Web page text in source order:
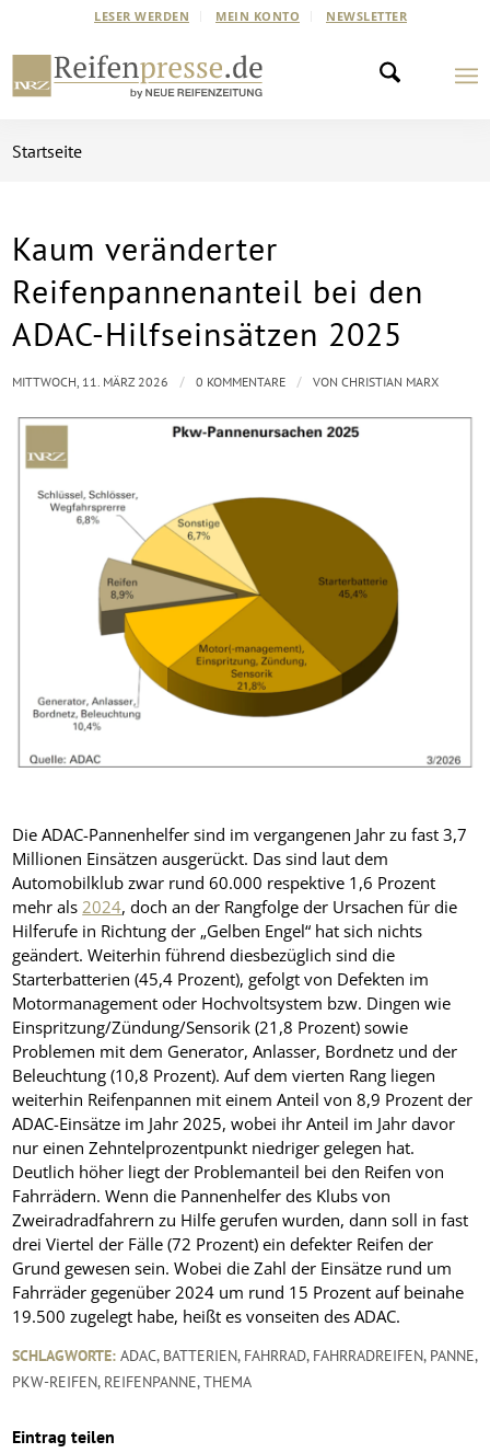
LESER WERDEN MEIN KONTO NEWSLETTER
Startseite
Kaum veränderter
Reifenpannenanteil bei den
ADAC-Hilfseinsätzen 2025
Die ADAC-Pannenhelfer sind im vergangenen Jahr zu fast 3,7
Millionen Einsätzen ausgerückt. Das sind laut dem
Automobilklub zwar rund 60.000 respektive 1,6 Prozent
mehr als2024, doch an der Rangfolge der Ursachen für die
Hilferufe in Richtung der „Gelben Engel“ hat sich nichts
geändert. Weiterhin führend diesbezüglich sind die
Starterbatterien (45,4 Prozent), gefolgt von Defekten im
Motormanagement oder Hochvoltsystem bzw. Dingen wie
Einspritzung/Zündung/Sensorik (21,8 Prozent) sowie
Problemen mit dem Generator, Anlasser, Bordnetz und der
Beleuchtung (10,8 Prozent). Auf dem vierten Rang liegen
weiterhin Reifenpannen mit einem Anteil von 8,9 Prozent der
ADAC-Einsätze im Jahr 2025, wobei ihr Anteil im Jahr davor
nur einen Zehntelprozentpunkt niedriger gelegen hat.
Deutlich höher liegt der Problemanteil bei den Reifen von
Fahrrädern. Wenn die Pannenhelfer des Klubs von
Zweiradradfahrern zu Hilfe gerufen wurden, dann soll in fast
drei Viertel der Fälle (72 Prozent) ein defekter Reifen der
Grund gewesen sein. Wobei die Zahl der Einsätze rund um
Fahrräder gegenüber 2024 um rund 15 Prozent auf beinahe
19.500 zugelegt habe, heißt es vonseiten des ADAC.
MITTWOCH, 11. MÄRZ 2026 / 0 KOMMENTARE / VONCHRISTIAN MARX
SCHLAGWORTE: ADAC, BATTERIEN, FAHRRAD, FAHRRADREIFEN, PANNE,
PKW-REIFEN, REIFENPANNE,THEMA
Eintrag teilen